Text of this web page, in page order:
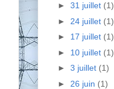
► 31 juillet (1)
► 24 juillet (1)
► 17 juillet (1)
► 10 juillet (1)
► 3 juillet (1)
► 26 juin (1)